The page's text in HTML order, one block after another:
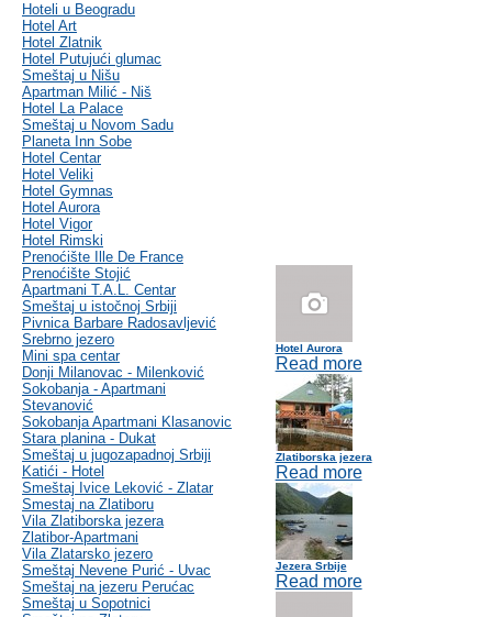
Hoteli u Beogradu
Hotel Art
Hotel Zlatnik
Hotel Putujući glumac
Smeštaj u Nišu
Apartman Milić - Niš
Hotel La Palace
Smeštaj u Novom Sadu
Planeta Inn Sobe
Hotel Centar
Hotel Veliki
Hotel Gymnas
Hotel Aurora
Hotel Vigor
Hotel Rimski
Prenoćište Ille De France
Prenoćište Stojić
Apartmani T.A.L. Centar
Smeštaj u istočnoj Srbiji
Pivnica Barbare Radosavljević
Srebrno jezero
Mini spa centar
Donji Milanovac - Milenković
Sokobanja - Apartmani
Stevanović
Sokobanja Apartmani Klasanovic
Stara planina - Dukat
Smeštaj u jugozapadnoj Srbiji
Katići - Hotel
Smeštaj Ivice Leković - Zlatar
Smestaj na Zlatiboru
Vila Zlatiborska jezera
Zlatibor-Apartmani
Vila Zlatarsko jezero
Smeštaj Nevene Purić - Uvac
Smeštaj na jezeru Perućac
Smeštaj u Sopotnici
Hotel Aurora
Read more
Zlatiborska jezera
Read more
Jezera Srbije
Read more